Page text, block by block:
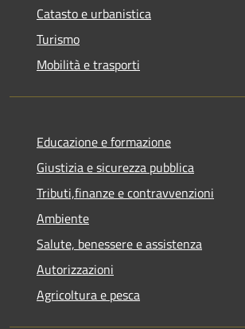
Catasto e urbanistica
Turismo
Mobilità e trasporti
Educazione e formazione
Giustizia e sicurezza pubblica
Tributi,finanze e contravvenzioni
Ambiente
Salute, benessere e assistenza
Autorizzazioni
Agricoltura e pesca